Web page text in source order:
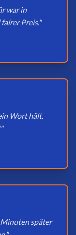
war in
Preis."
Wort hält.
später